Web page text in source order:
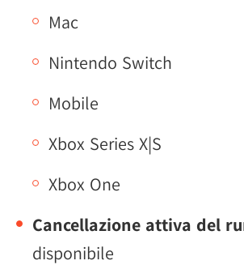
Mac
Nintendo Switch
Mobile
Xbox Series X|S
Xbox One
Cancellazione attiva del
disponibile